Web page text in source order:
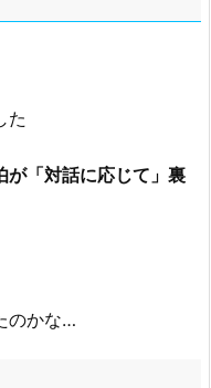
た
が「対話に応じて」裏
のかな…